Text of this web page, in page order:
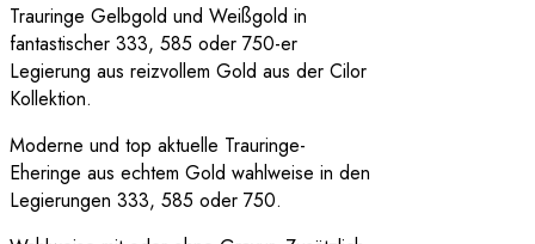
Trauringe Gelbgold und Weißgold in
fantastischer 333, 585 oder 750-er
Legierung aus reizvollem Gold aus der Cilor
Kollektion.
Moderne und top aktuelle Trauringe-
Eheringe aus echtem Gold wahlweise in den
Legierungen 333, 585 oder 750.